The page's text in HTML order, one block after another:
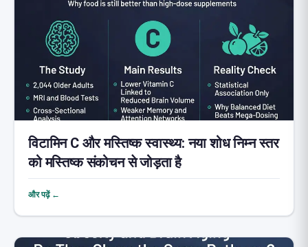
विटामिन C और मस्तिष्क स्वास्थ्य: नया शोध निम्न स्तर
को मस्तिष्क संकोचन से जोड़ता है
और पढ़ें ←